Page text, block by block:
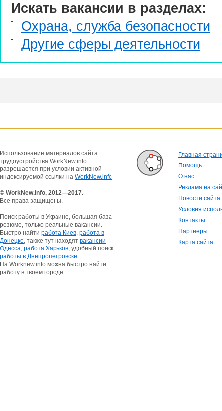
Искать вакансии в разделах:
Охрана, служба безопасности
Другие сферы деятельности
Использование материалов сайта
трудоустройства WorkNew.info
разрешается при условии активной
индексируемой ссылки на WorkNew.info
© WorkNew.info, 2012—2017.
Все права защищены.
Поиск работы в Украине, большая база
резюме, только реальные вакансии.
Быстро найти работа Киев, работа в
Донецке, также тут находят вакансии
Одесса, работа Харьков, удобный поиск
работы в Днепропетровске
На Worknew.info можна быстро найти
работу в твоем городе.
Главная
Помощь
О нас
Реклама на
Новости сайта
Условия
Контакты
Партнеры
Карта сайта